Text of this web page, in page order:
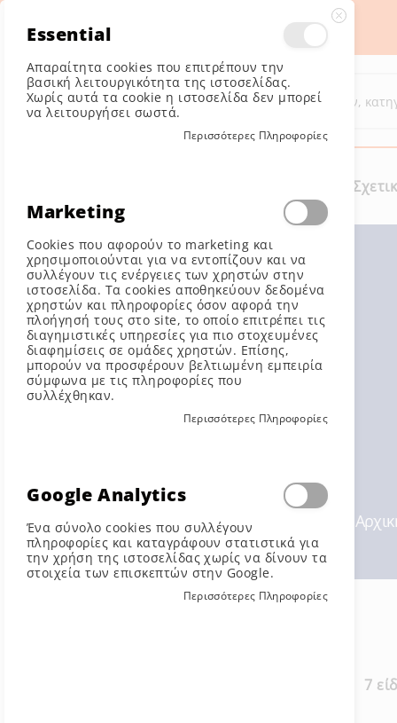
Αναζήτηση
Αναζήτηση
7
Essential
Απαραίτητα cookies που επιτρέπουν την
βασική λειτουργικότητα της ιστοσελίδας.
Χωρίς αυτά τα cookie η ιστοσελίδα δεν μπορεί
να λειτουργήσει σωστά.
Περισσότερες Πληροφορίες
Marketing
Cookies που αφορούν το marketing και
χρησιμοποιούνται για να εντοπίζουν και να
συλλέγουν τις ενέργειες των χρηστών στην
ιστοσελίδα. Τα cookies αποθηκεύουν δεδομένα
χρηστών και πληροφορίες όσον αφορά την
πλοήγησή τους στο site, το οποίο επιτρέπει τις
διαγημιστικές υπηρεσίες για πιο στοχευμένες
διαφημίσεις σε ομάδες χρηστών. Επίσης,
μπορούν να προσφέρουν βελτιωμένη εμπειρία
σύμφωνα με τις πληροφορίες που
συλλέχθηκαν.
Περισσότερες Πληροφορίες
Google Analytics
Ένα σύνολο cookies που συλλέγουν
πληροφορίες και καταγράφουν στατιστικά για
την χρήση της ιστοσελίδας χωρίς να δίνουν τα
στοιχεία των επισκεπτών στην Google.
Περισσότερες Πληροφορίες